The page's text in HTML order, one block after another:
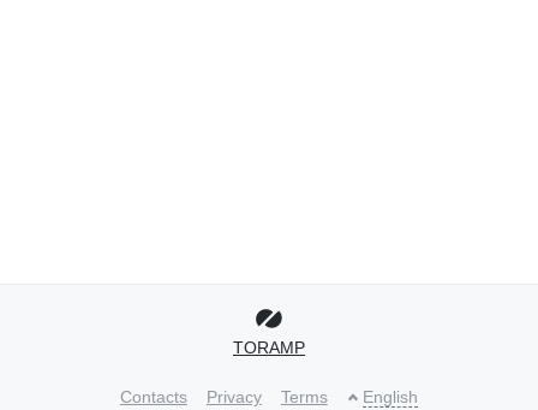
TORAMP
Contacts Privacy Terms English